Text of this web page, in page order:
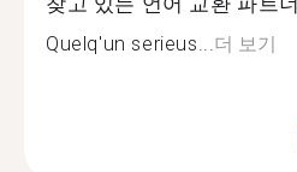
Quelq'un serieus...더 보기